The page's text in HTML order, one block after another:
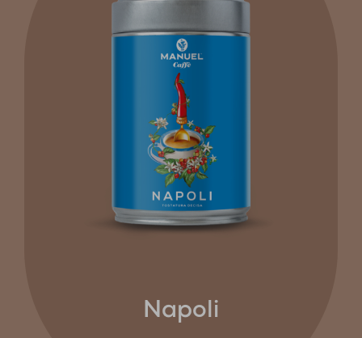
Napoli